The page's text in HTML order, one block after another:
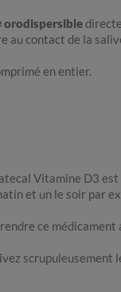
orodispersible
au contact de la
en entier.
Vitamine D3 est
et un le soir par
ce médicament
scrupuleusement